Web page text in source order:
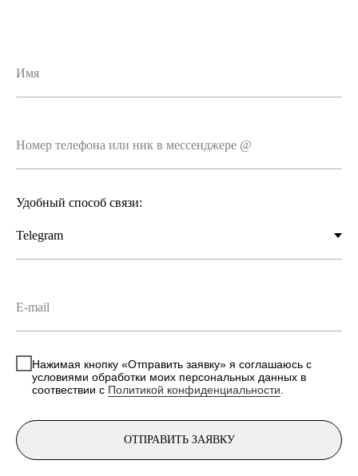
Удобный способ связи:
Нажимая кнопку «Отправить заявку» я соглашаюсь с
условиями обработки моих персональных данных в
соотвествии с Политикой конфиденциальности
ОТПРАВИТЬ ЗАЯВКУ